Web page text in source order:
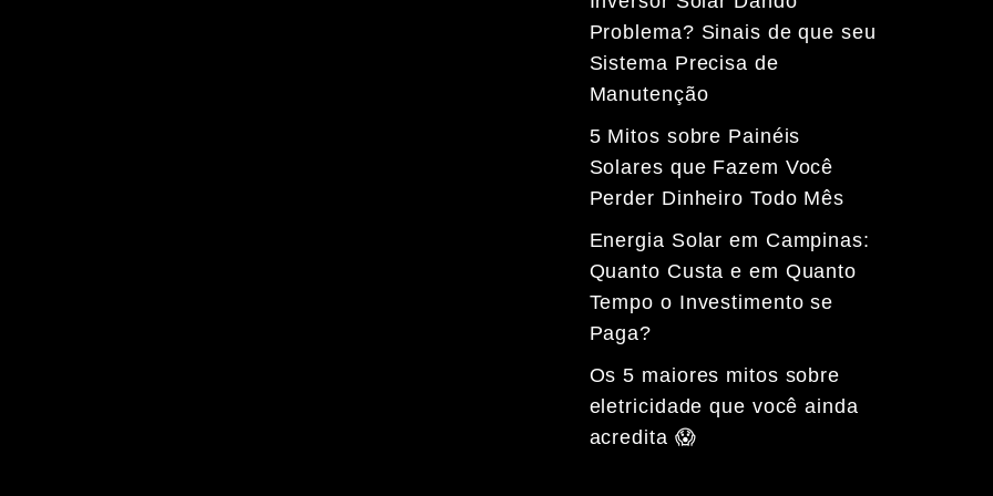
Problema? Sinais de que seu
Sistema Precisa de
Manutenção
5 Mitos sobre Painéis
Solares que Fazem Você
Perder Dinheiro Todo Mês
Energia Solar em Campinas:
Quanto Custa e em Quanto
Tempo o Investimento se
Paga?
Os 5 maiores mitos sobre
eletricidade que você ainda
acredita 😱